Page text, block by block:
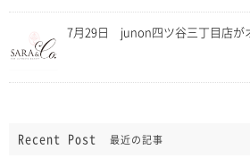
7月29日 junon四ツ谷三丁目店が
Recent Post 最近の記事